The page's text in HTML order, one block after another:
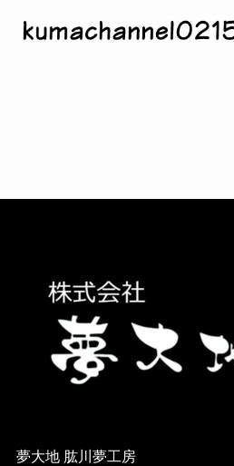
夢大地 肱川夢工房